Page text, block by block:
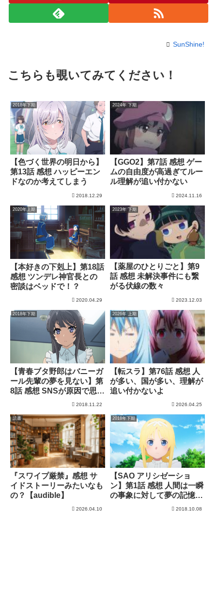
SunShine!
こちらも覗いてみてください！
2018年下期
【色づく世界の明日から】
第13話 感想 ハッピーエン
ドなのか考えてしまう
2018.12.29
2024年 下期
【GGO2】第7話 感想 ゲー
ムの自由度が高過ぎてルー
ル理解が追い付かない
2024.11.16
2020年上期
【本好きの下剋上】第18話
感想 ツンデレ神官長との
密談はベッドで！？
2020.04.29
2023年 下期
【薬屋のひとりごと】第9
話 感想 未解決事件にも繋
がる伏線の数々
2023.12.03
2018年下期
【青春ブタ野郎はバニーガ
ール先輩の夢を見ない】第
8話 感想 SNSが原因で思春
期症候群なんてイマドキだ
2018.11.22
2026年 上期
【転スラ】第76話 感想 人
が多い、国が多い、理解が
追い付かないよ
2026.04.25
読書
『スワイプ厳禁』感想 サ
イドストーリーみたいなも
の？【audible】
2026.04.10
2018年下期
【SAO アリシゼーショ
ン】第1話 感想 人間は一瞬
の事象に対して夢の記憶を
2018.10.08